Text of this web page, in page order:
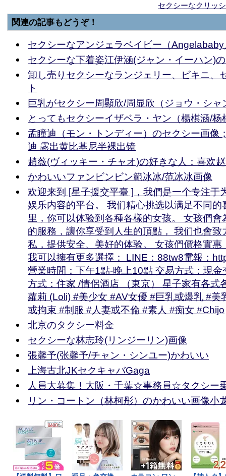
セクシーなクリッ
関連の記事もどうぞ！
セクシーなアンジェラベイビー（
セクシーな下着姿江伊涵(ジャン・イーハン)
卸し売りセクシーなランジェリー、ビキニ、
ト
巨乳がセクシー周顯欣/周显欣（ジョウ・シャ
とってもセクシーイザベラ・ヤン（楊棋涵/杨
孟瞳迪（モン・トンディー）のセクシー画像
迪 露出黄比基尼半裸出镜
趙薇(ヴィッキー・チャオ)の好きな人：喜欢
かわいいファンビンビン範冰冰/范冰冰画像
欢迎来到 [星子援交平臺 ]，我們是一个专注于
娱乐内容的平台。 我们精心挑选以满足不同的
里，你可以体验到各種各樣的女孩。 女孩們會
的服務，讓你享受到人生的頂點， 我们也會致
私，提供安全、美好的体验。 女孩們價格實惠
我可以擁有更多選擇： LINE：88tw8電報：
營業時間：下午1點-晚上10點 交易方式：現金
方式：住家 /情侶酒店 （東京） 星子家有各式
蘿莉 (Loli) #美少女 #AV女優 #巨乳或爆乳 #美
或拘束 #制服 #人妻或不倫 #素人 #痴女 #Chijo
北京のタクシー料金
セクシーな林志玲(リンジーリン)画像
張馨予(张馨予/チャン・シンユー)かわいい
上海古北JKセクキャバGaga
人員大募集！大阪・千葉☆事務員☆タクシー
リン・コートン（林柯彤）のかわいい画像小